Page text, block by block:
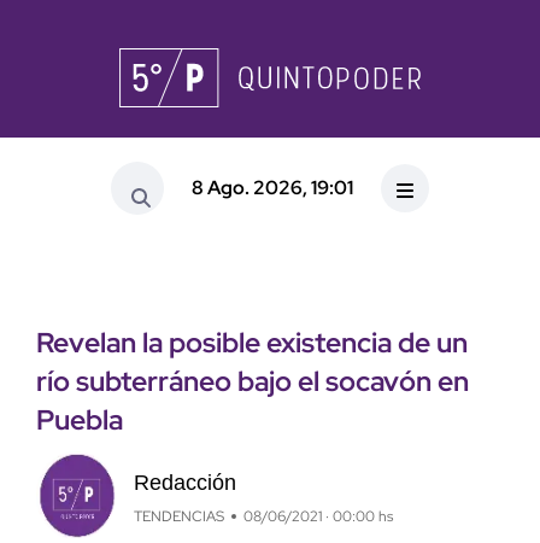
8 Ago. 2026, 19:01
Revelan la posible existencia de un
río subterráneo bajo el socavón en
Puebla
Redacción
TENDENCIAS 08/06/2021 · 00:00 hs